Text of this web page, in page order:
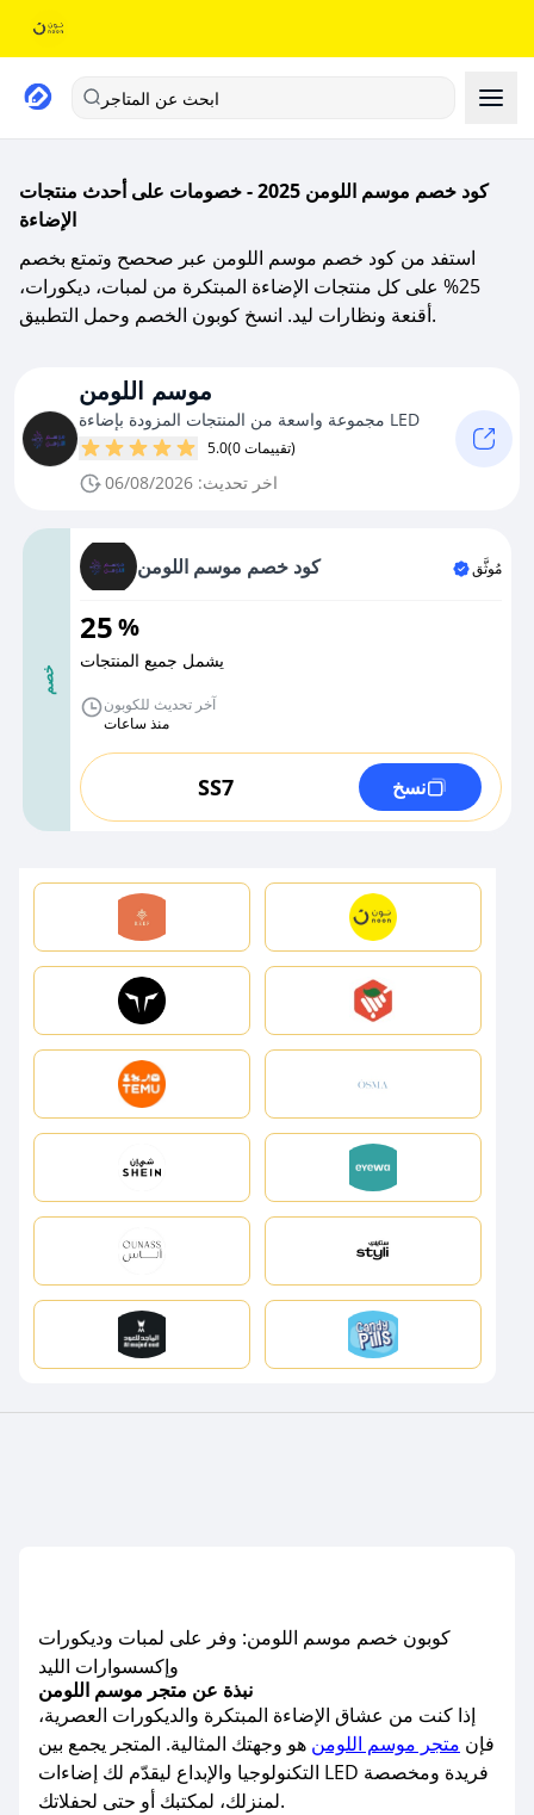
ابحث عن المتاجر
كود خصم موسم اللومن 2025 - خصومات على أحدث منتجات
الإضاءة
استفد من كود خصم موسم اللومن عبر صحصح وتمتع بخصم
25% على كل منتجات الإضاءة المبتكرة من لمبات، ديكورات،
أقنعة ونظارات ليد. انسخ كوبون الخصم وحمل التطبيق.
موسم اللومن
مجموعة واسعة من المنتجات المزودة بإضاءة LED
5.0 (0 تقييمات)
اخر تحديث: 06/08/2026
خصم
كود خصم موسم اللومن مُوثَّق
25%
يشمل جميع المنتجات
آخر تحديث للكوبون
منذ ساعات
SS7 نسخ
كوبون خصم موسم اللومن: وفر على لمبات وديكورات
وإكسسوارات الليد
نبذة عن متجر موسم اللومن
إذا كنت من عشاق الإضاءة المبتكرة والديكورات العصرية،
فإن متجر موسم اللومن هو وجهتك المثالية. المتجر يجمع بين
التكنولوجيا والإبداع ليقدّم لك إضاءات LED فريدة ومخصصة
لمنزلك، لمكتبك أو حتى لحفلاتك.